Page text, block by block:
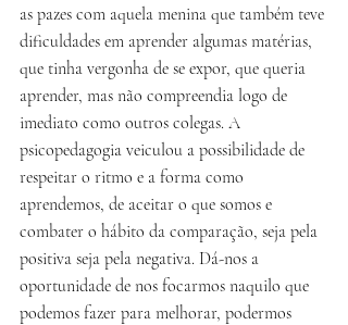
as pazes com aquela menina que também teve
dificuldades em aprender algumas matérias,
que tinha vergonha de se expor, que queria
aprender, mas não compreendia logo de
imediato como outros colegas. A
psicopedagogia veiculou a possibilidade de
respeitar o ritmo e a forma como
aprendemos, de aceitar o que somos e
combater o hábito da comparação, seja pela
positiva seja pela negativa. Dá-nos a
oportunidade de nos focarmos naquilo que
podemos fazer para melhorar, podermos